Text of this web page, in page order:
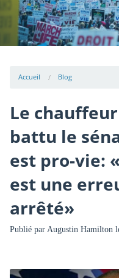
Accueil Blog
Le
battu le
est pro-vie:
est une
arrêté»
Publié par Augustin Hamilton